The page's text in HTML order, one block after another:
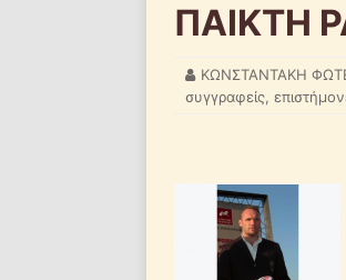
ΠΑΙΚΤΗ
ΚΩΝΣΤΑΝΤΑΚΗ
συγγραφείς,